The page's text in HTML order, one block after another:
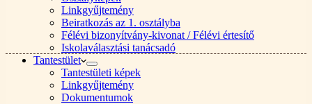
Linkgyűjtemény
Beiratkozás az 1. osztályba
Félévi bizonyítvány-kivonat / Félévi értesítő
Iskolaválasztási tanácsadó
Tantestület
Tantestületi képek
Linkgyűjtemény
Dokumentumok